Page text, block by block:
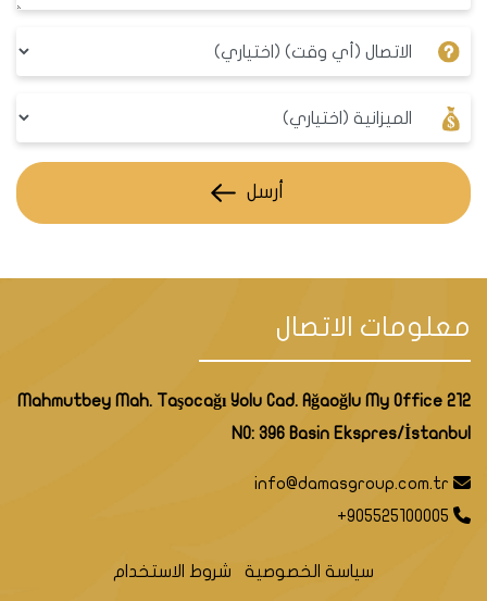
أرسل
معلومات الاتصال
Mahmutbey Mah. Taşocağı Yolu Cad. Ağaoğlu My Office 212
NO: 396 Basin Ekspres/İstanbul
info@damasgroup.com.tr
+905525100005
سياسة الخصوصية شروط الاستخدام